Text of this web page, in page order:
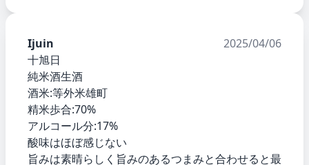
Ijuin
2025/04/06
十旭日
純米酒生酒
酒米:等外米雄町
精米歩合:70%
アルコール分:17%
酸味はほぼ感じない
旨みは素晴らしく旨みのあるつまみと合わせると最